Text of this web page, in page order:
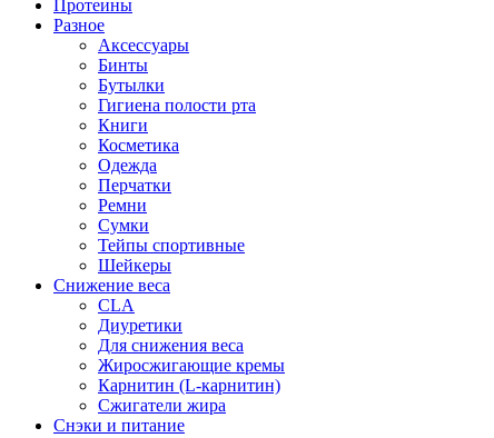
Протеины
Разное
Аксессуары
Бинты
Бутылки
Гигиена полости рта
Книги
Косметика
Одежда
Перчатки
Ремни
Сумки
Тейпы спортивные
Шейкеры
Снижение веса
CLA
Диуретики
Для снижения веса
Жиросжигающие кремы
Карнитин (L-карнитин)
Сжигатели жира
Снэки и питание